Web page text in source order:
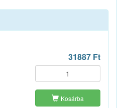
31887 Ft
Kosárba